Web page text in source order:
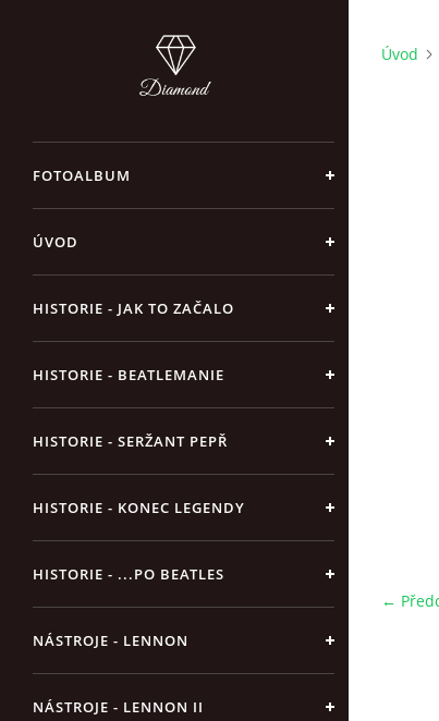
FOTOALBUM
ÚVOD
HISTORIE - JAK TO ZAČALO
HISTORIE - BEATLEMANIE
HISTORIE - SERŽANT PEPŘ
HISTORIE - KONEC LEGENDY
HISTORIE - ...PO BEATLES
NÁSTROJE - LENNON
NÁSTROJE - LENNON II
Úvod
←